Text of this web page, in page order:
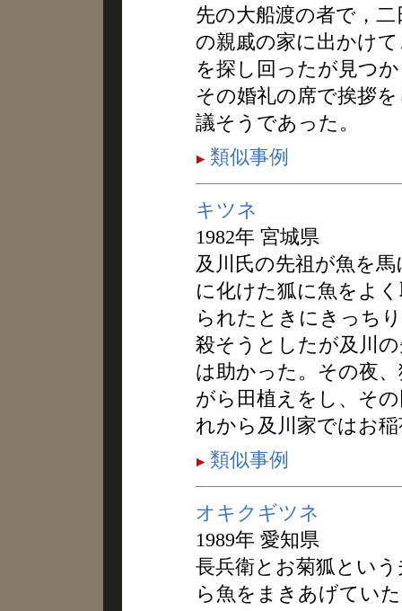
先の大船渡の者で，
の親戚の家に出かけ
を探し回ったが見つ
その婚礼の席で挨拶
議そうであった。
類似事例
キツネ
1982年 宮城県
及川氏の先祖が魚を
に化けた狐に魚をよ
られたときにきっち
殺そうとしたが及川
は助かった。その夜
がら田植えをし、そ
れから及川家ではお
類似事例
オキクギツネ
1989年 愛知県
長兵衛とお菊狐とい
ら魚をまきあげてい